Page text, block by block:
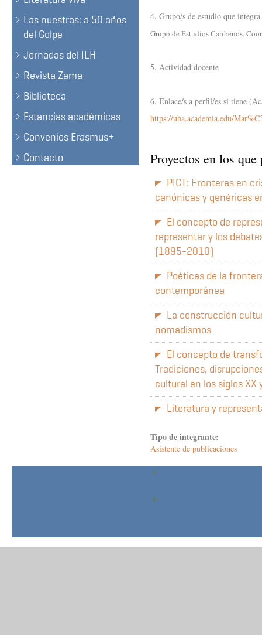
Las nuestras: a 50 años
del Golpe
Jornadas del ILH
Revista Zama
Biblioteca
Estancias académicas
Convenios Erasmus+
Contacto
4. Grupo/s de estudio que integra
Grupo de Estudios Caribeños.
5. Actividad docente
6. Enlace/s a perfil/es si tiene
https://uba.academia.edu/
Proyectos en los
PICT: Fronteras en
canónicas y genéricas
El concepto de
representar y los
(1895-2010)
Poéticas de la
contemporánea
La construcción
nomadismos
El concepto de
Tradiciones,
cultural en los siglos XX
Literatura y
Tipo de integrante:
Asistente de publicaciones